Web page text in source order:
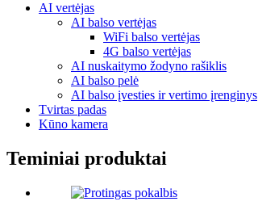
AI vertėjas
AI balso vertėjas
WiFi balso vertėjas
4G balso vertėjas
AI nuskaitymo žodyno rašiklis
AI balso pelė
AI balso įvesties ir vertimo įrenginys
Tvirtas padas
Kūno kamera
Teminiai produktai